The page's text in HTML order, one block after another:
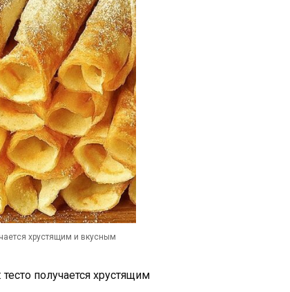
хрустящим и вкусным
получается хрустящим